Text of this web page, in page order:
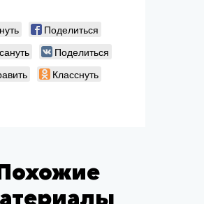
Поделиться
Поделиться
Класснуть